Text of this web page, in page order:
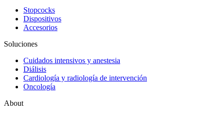
Stopcocks
Dispositivos
Accesorios
Soluciones
Cuidados intensivos y anestesia
Diálisis
Cardiología y radiología de intervención
Oncología
About